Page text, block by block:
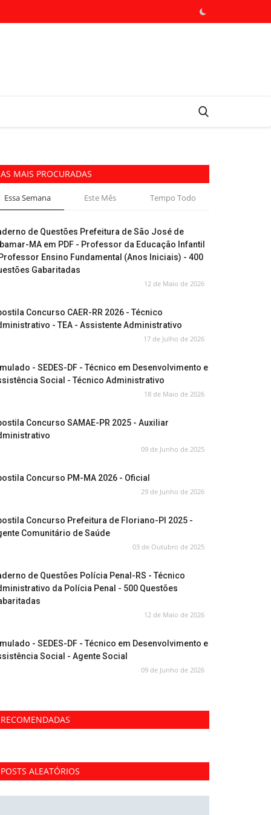
AS MAIS PROCURADAS
Essa Semana Este Mês Tempo Todo
de Questões Prefeitura de São José de
MA em PDF - Professor da Educação Infantil
Ensino Fundamental (Anos Iniciais) - 400
Gabaritadas
12 de Maio de 2026
Concurso CAER-RR 2026 - Técnico
- TEA - Assistente Administrativo
17 de Julho de 2026
- SEDES-DF - Técnico em Desenvolvimento e
Social - Técnico Administrativo
18 de Maio de 2026
Concurso SAMAE-PR 2025 - Auxiliar
09 de Junho de 2025
Concurso PM-MA 2026 - Oficial
29 de Junho de 2026
Concurso Prefeitura de Floriano-PI 2025 -
Comunitário de Saúde
03 de Outubro de 2025
de Questões Polícia Penal-RS - Técnico
da Polícia Penal - 500 Questões
12 de Maio de 2026
- SEDES-DF - Técnico em Desenvolvimento e
Social - Agente Social
09 de Junho de 2026
RECOMENDADAS
POSTS ALEATÓRIOS